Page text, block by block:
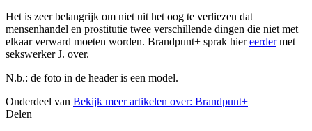
Het is zeer belangrijk om niet uit het oog te verliezen dat
mensenhandel en prostitutie twee verschillende dingen die niet met
elkaar verward moeten worden. Brandpunt+ sprak hiereerdermet
sekswerker J. over.
N.b.: de foto in de header is een model.
Onderdeel van Bekijk meer artikelen over: Brandpunt+
Delen